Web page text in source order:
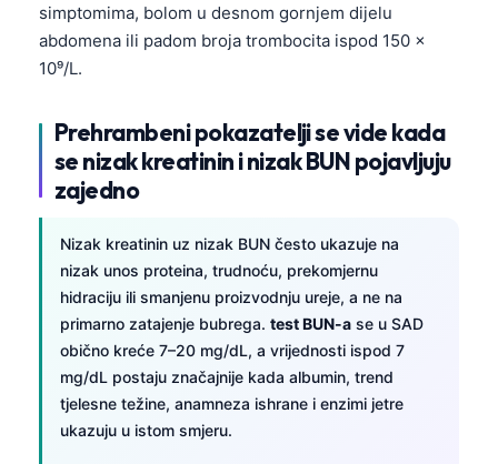
simptomima, bolom u desnom gornjem dijelu
abdomena ili padom broja trombocita ispod 150 x
10⁹/L.
Prehrambeni pokazatelji se vide kada
se nizak kreatinin i nizak BUN pojavljuju
zajedno
Nizak kreatinin uz nizak BUN često ukazuje na
nizak unos proteina, trudnoću, prekomjernu
hidraciju ili smanjenu proizvodnju ureje, a ne na
primarno zatajenje bubrega. test BUN-a se u SAD
obično kreće 7–20 mg/dL, a vrijednosti ispod 7
mg/dL postaju značajnije kada albumin, trend
tjelesne težine, anamneza ishrane i enzimi jetre
ukazuju u istom smjeru.